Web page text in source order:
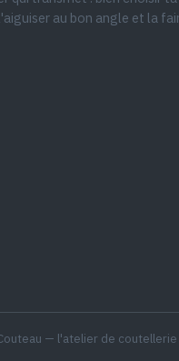
au bon angle et la
— l'atelier de coutellerie